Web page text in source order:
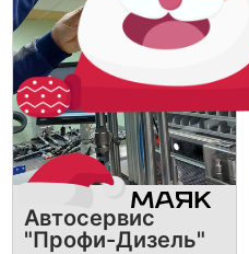
Автосервис
"Профи-Дизель"